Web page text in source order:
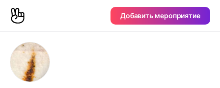
Добавить мероприятие